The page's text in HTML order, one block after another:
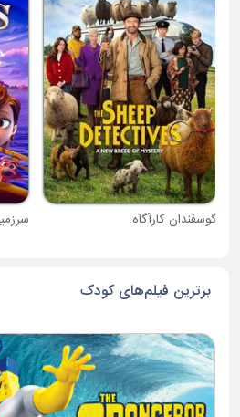
گوسفندان کارآگاه
برترین فیلم‌های کودک